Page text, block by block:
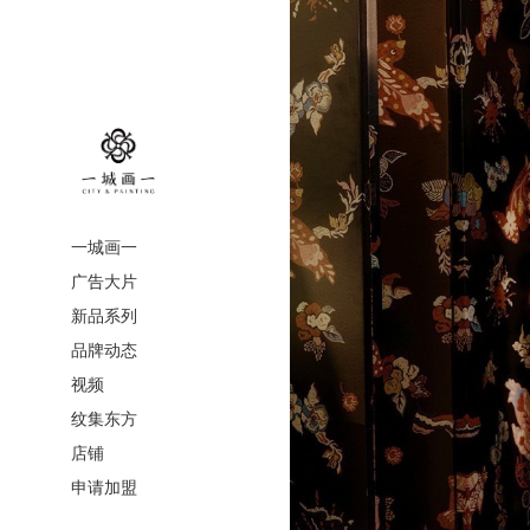
一城画一
广告大片
新品系列
品牌动态
视频
纹集东方
店铺
申请加盟